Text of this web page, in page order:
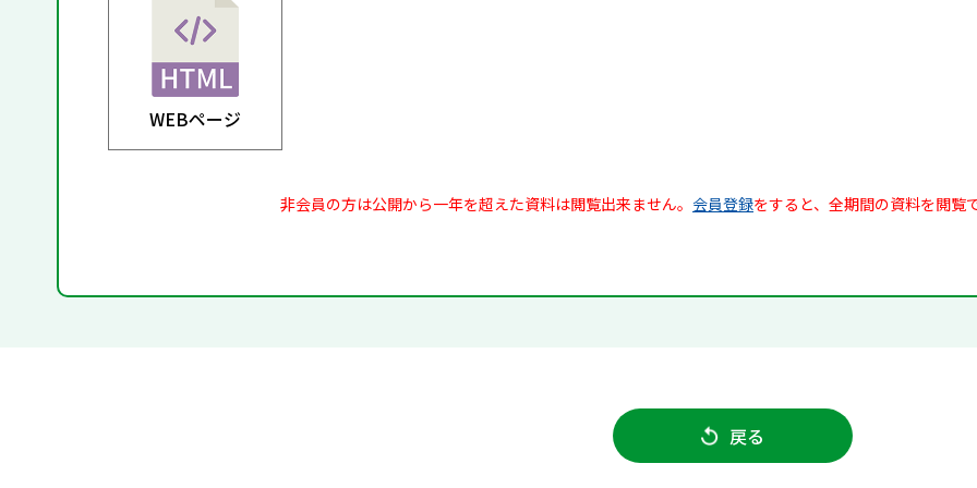
WEBページ
非会員の方は公開から一年を超えた資料は閲覧出来ません。 会員登録をすると、全期間の資料を閲覧
戻る